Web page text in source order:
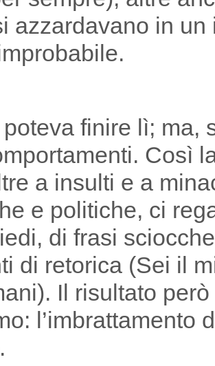
azzardavano in
finire lì; ma,
Così
a insulti e a
e politiche, ci
di frasi
di retorica (Sei il
Il risultato
l’imbrattamento